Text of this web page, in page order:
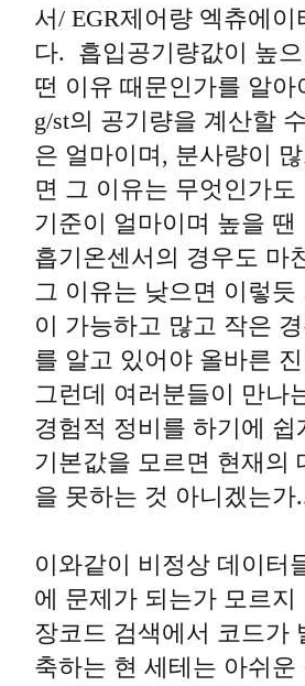
서/ EGR제어량 엑츄에
다. 흡입공기량값이 높
떤 이유 때문인가를 알
g/st의 공기량을 계산할
은 얼마이며, 분사량이
면 그 이유는 무엇인가
기준이 얼마이며 높을
흡기온센서의 경우도 마
그 이유는 낮으면 이렇
이 가능하고 많고 작은
를 알고 있어야 올바른
그런데 여러분들이 만나
경험적 정비를 하기에
기본값을 모르면 현재의
을 못하는 것 아니겠는가
이와같이 비정상 데이터
에 문제가 되는가 모르
장코드 검색에서 코드가
축하는 현 세테는 아쉬